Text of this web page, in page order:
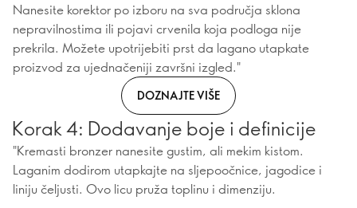
Nanesite korektor po izboru na sva područja sklona
nepravilnostima ili pojavi crvenila koja podloga nije
prekrila. Možete upotrijebiti prst da lagano utapkate
proizvod za ujednačeniji završni izgled."
DOZNAJTE VIŠE
Korak 4: Dodavanje boje i definicije
"Kremasti bronzer nanesite gustim, ali mekim kistom.
Laganim dodirom utapkajte na sljepoočnice, jagodice i
liniju čeljusti. Ovo licu pruža toplinu i dimenziju.